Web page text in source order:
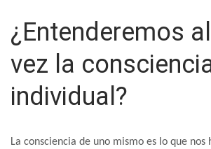
¿Entenderemos
vez la
individual?
La consciencia de uno mismo es lo que nos